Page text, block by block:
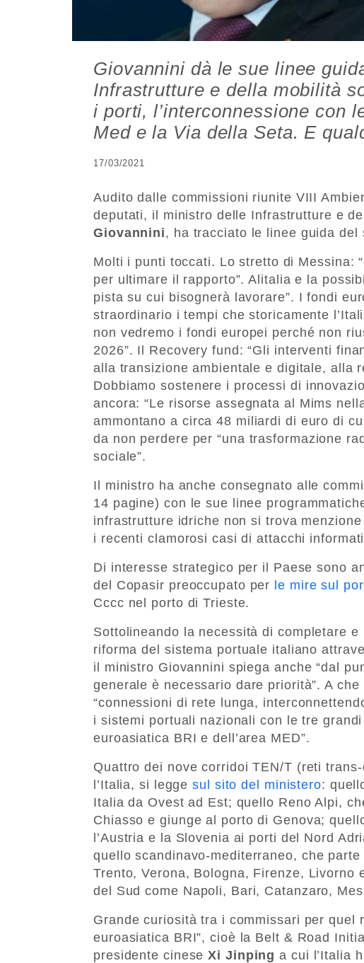
Giovannini dà le sue linee
Infrastrutture e della mobilità
i porti, l’interconnessione con
Med e la Via della Seta. E
17/03/2021
Audito dalle commissioni riunite VIII
deputati, il ministro delle Infrastrutture e
Giovannini, ha tracciato le linee guida del
Molti i punti toccati. Lo stretto di Messina:
per ultimare il rapporto”. Alitalia e la
pista su cui bisognerà lavorare”. I fondi
straordinario i tempi che storicamente
non vedremo i fondi europei perché non
2026”. Il Recovery fund: “Gli interventi
alla transizione ambientale e digitale, alla
Dobbiamo sostenere i processi di
ancora: “Le risorse assegnata al Mims
ammontano a circa 48 miliardi di euro di
da non perdere per “una trasformazione
sociale”.
Il ministro ha anche consegnato alle
14 pagine) con le sue linee
infrastrutture idriche non si trova
i recenti clamorosi casi di attacchi
Di interesse strategico per il Paese sono
del Copasir preoccupato per le mire sul
Cccc nel porto di Trieste.
Sottolineando la necessità di completare e
riforma del sistema portuale italiano
il ministro Giovannini spiega anche “dal
generale è necessario dare priorità”. A
“connessioni di rete lunga,
i sistemi portuali nazionali con le tre
euroasiatica BRI e dell’area MED”.
Quattro dei nove corridoi TEN/T (reti
l’Italia, si leggesul sito del ministero:
Italia da Ovest ad Est; quello Reno Alpi,
Chiasso e giunge al porto di Genova;
l’Austria e la Slovenia ai porti del Nord
quello scandinavo-mediterraneo, che
Trento, Verona, Bologna, Firenze, Livorno
del Sud come Napoli, Bari, Catanzaro,
Grande curiosità tra i commissari per quel
euroasiatica BRI”, cioè la Belt & Road
presidente cineseXi Jinping a cui l’Italia